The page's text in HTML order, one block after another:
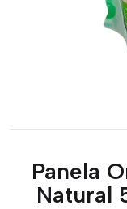
Panela
Natural